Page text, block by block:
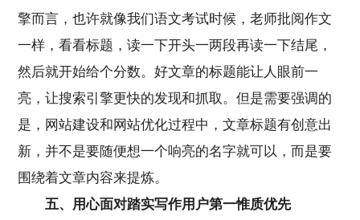
擎而言，也许就像我们语文考试时候，老师批阅作文
一样，看看标题，读一下开头一两段再读一下结尾，
然后就开始给个分数。好文章的标题能让人眼前一
亮，让搜索引擎更快的发现和抓取。但是需要强调的
是，网站建设和网站优化过程中，文章标题有创意出
新，并不是要随便想一个响亮的名字就可以，而是要
围绕着文章内容来提炼。
五、用心面对踏实写作用户第一惟质优先